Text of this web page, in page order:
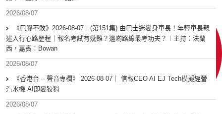
2026/08/07
《巴膠不敗》2026-08-07︱(第151集) 由巴士迷變身車長！年輕車長親
述入行心路歷程｜報名考試有幾難？邊啲路線最考功夫？︱主持：法蘭
西，嘉賓︰Bowan
2026/08/07
《香港台 – 聲音專欄》 2026-08-07｜ 信報CEO AI EJ Tech模擬經營
汽水機 AI即變狡猾
2026/08/07